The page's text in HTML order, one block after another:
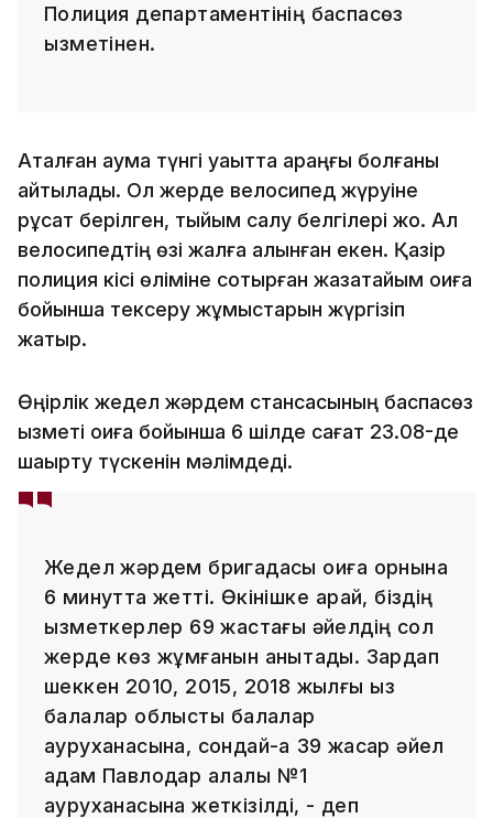
Полиция департаментінің баспасөз
қызметінен.
Аталған аумақ түнгі уақытта қараңғы болғаны
айтылады. Ол жерде велосипед жүруіне
рұқсат берілген, тыйым салу белгілері жоқ. Ал
велосипедтің өзі жалға алынған екен. Қазір
полиция кісі өліміне соқтырған жазатайым оқиға
бойынша тексеру жұмыстарын жүргізіп
жатыр.
Өңірлік жедел жәрдем стансасының баспасөз
қызметі оқиға бойынша 6 шілде сағат 23.08-де
шақырту түскенін мәлімдеді.
Жедел жәрдем бригадасы оқиға орнына
6 минутта жетті. Өкінішке қарай, біздің
қызметкерлер 69 жастағы әйелдің сол
жерде көз жұмғанын анықтады. Зардап
шеккен 2010, 2015, 2018 жылғы қыз
балалар облыстық балалар
ауруханасына, сондай-ақ 39 жасар әйел
адам Павлодар қалалық №1
ауруханасына жеткізілді, - деп